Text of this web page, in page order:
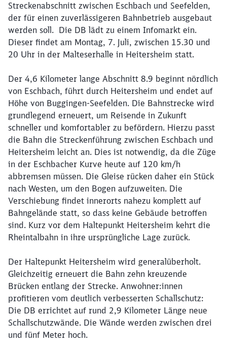
Streckenabschnitt zwischen Eschbach und Seefelden,
der für einen zuverlässigeren Bahnbetrieb ausgebaut
werden soll. Die DB lädt zu einem Infomarkt ein.
Dieser findet am Montag, 7. Juli, zwischen 15.30 und
20 Uhr in der Malteserhalle in Heitersheim statt.
Der 4,6 Kilometer lange Abschnitt 8.9 beginnt nördlich
von Eschbach, führt durch Heitersheim und endet auf
Höhe von Buggingen-Seefelden. Die Bahnstrecke wird
grundlegend erneuert, um Reisende in Zukunft
schneller und komfortabler zu befördern. Hierzu passt
die Bahn die Streckenführung zwischen Eschbach und
Heitersheim leicht an. Dies ist notwendig, da die Züge
in der Eschbacher Kurve heute auf 120 km/h
abbremsen müssen. Die Gleise rücken daher ein Stück
nach Westen, um den Bogen aufzuweiten. Die
Verschiebung findet innerorts nahezu komplett auf
Bahngelände statt, so dass keine Gebäude betroffen
sind. Kurz vor dem Haltepunkt Heitersheim kehrt die
Rheintalbahn in ihre ursprüngliche Lage zurück.
Der Haltepunkt Heitersheim wird generalüberholt.
Gleichzeitig erneuert die Bahn zehn kreuzende
Brücken entlang der Strecke. Anwohner:innen
profitieren vom deutlich verbesserten Schallschutz:
Die DB errichtet auf rund 2,9 Kilometer Länge neue
Schallschutzwände. Die Wände werden zwischen drei
und fünf Meter hoch.